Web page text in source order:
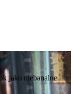
jako niebanalne